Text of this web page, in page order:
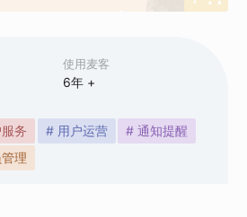
使用麦客
6年 +
务 # 用户运营
# 通知提醒
理